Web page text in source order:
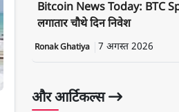
Bitcoin News Today: BTC
लगातार चौथे दिन निवेश
Ronak Ghatiya 7 अगस्त 2026
और आर्टिकल्स